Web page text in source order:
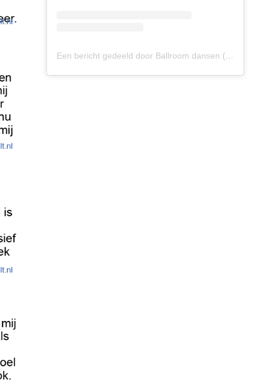
Een bericht gedeeld door Ballroom dansen (@ballroomdansen)